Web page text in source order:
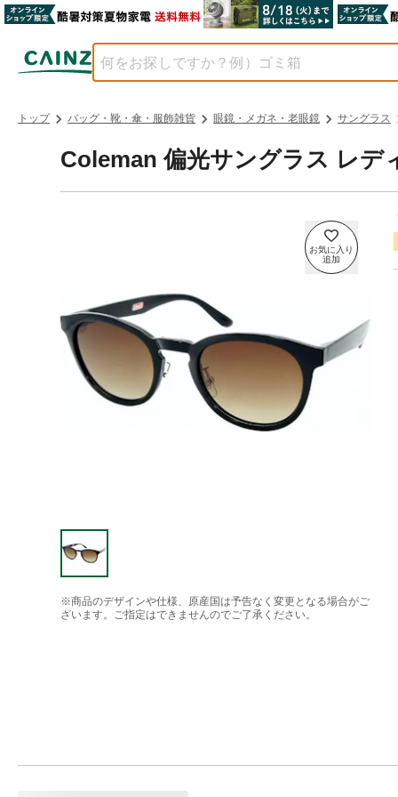
トップ バッグ・靴・傘・服飾雑貨 眼鏡・メガネ・老眼鏡 サングラス
Coleman 偏光サングラス レデ
※商品のデザインや仕様、原産国は予告なく変更となる場合がご
ざいます。ご指定はできませんのでご了承ください。